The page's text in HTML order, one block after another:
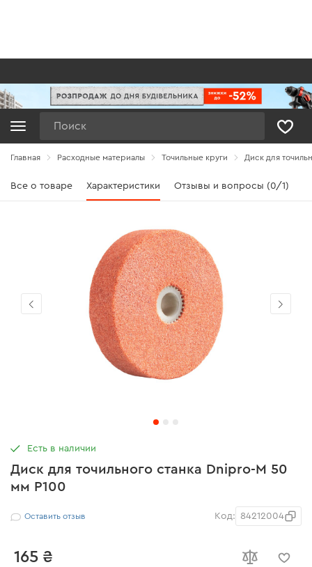
Главная Расходные материалы Точильные круги Диск для
Все о товаре Характеристики Отзывы и вопросы (0/1)
Диск для точильного станка Dnipro-M 50
мм Р100
Оставить отзыв Код: 84212004
165 ₴
Есть в наличии